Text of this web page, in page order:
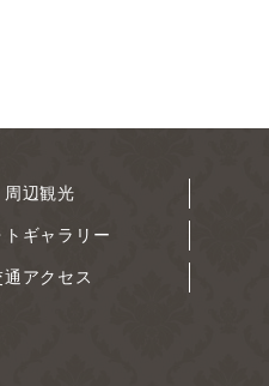
周辺観光
トギャラリー
通アクセス